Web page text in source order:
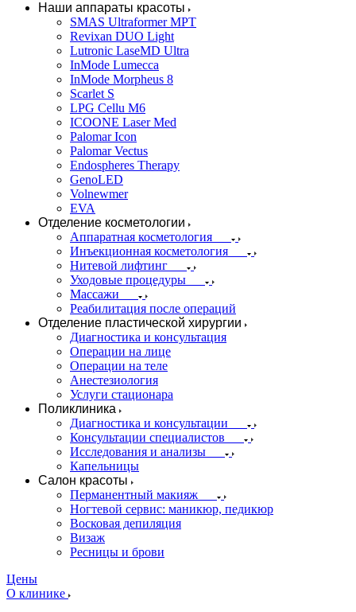
Наши аппараты красоты
SMAS Ultraformer MPT
Revixan DUO Light
Lutronic LaseMD Ultra
InMode Lumecca
InMode Morpheus 8
Scarlet S
LPG Cellu M6
ICOONE Laser Med
Palomar Icon
Palomar Vectus
Endospheres Therapy
GenoLED
Volnewmer
EVA
Отделение косметологии
Аппаратная косметология
Инъекционная косметология
Нитевой лифтинг
Уходовые процедуры
Массажи
Реабилитация после операций
Отделение пластической хирургии
Диагностика и консультация
Операции на лице
Операции на теле
Анестезиология
Услуги стационара
Поликлиника
Диагностика и консультации
Консультации специалистов
Исследования и анализы
Капельницы
Салон красоты
Перманентный макияж
Ногтевой сервис: маникюр, педикюр
Восковая депиляция
Визаж
Ресницы и брови
Цены
О клинике